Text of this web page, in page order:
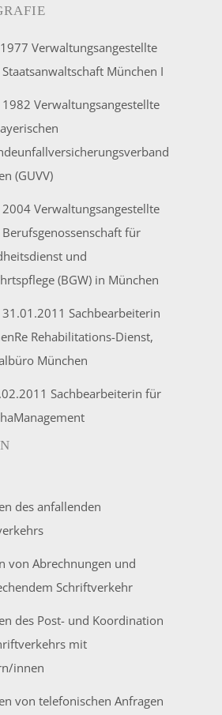
Verwaltungsangestellte
München I
Verwaltungsangestellte
(GUVV)
Verwaltungsangestellte
für
und
(BGW) in München
Sachbearbeiterin
Rehabilitations-Dienst,
München
Sachbearbeiterin für
des anfallenden
von Abrechnungen und
Schriftverkehr
des Post- und Koordination
mit
innen
von telefonischen Anfragen